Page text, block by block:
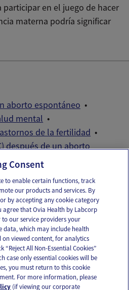
en el juego de hacer
materna podría significar
aborto espontáneo
mental
de la fertilidad
después de un aborto
Consent
to enable certain functions, track
our products and services. By
or by accepting any cookie category
agree that Ovia Health by Labcorp
our service providers your
data, which may include health
on viewed content, for analytics
All Non-Essential Cookies”
case only essential cookies will be
you must return to this cookie
For more information, please
(if viewing our corporate